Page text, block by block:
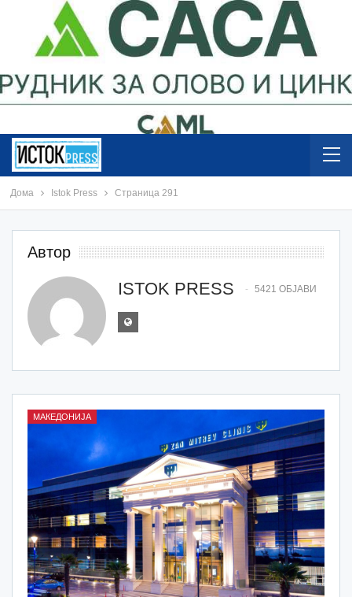
Дома Istok Press Страница 291
Автор
ISTOK PRESS 5421 ОБЈАВИ
МАКЕДОНИЈА